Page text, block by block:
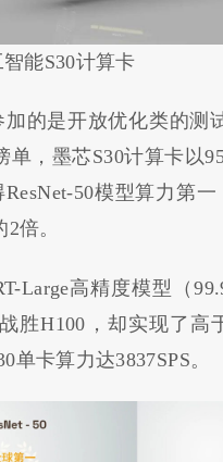
能S30计算卡
加的是开放优化类的测
单，墨芯S30计算卡以
50模型算力第一
倍。
Large高精度模型（
胜H100，却实现了高
单卡算力达3837SPS。